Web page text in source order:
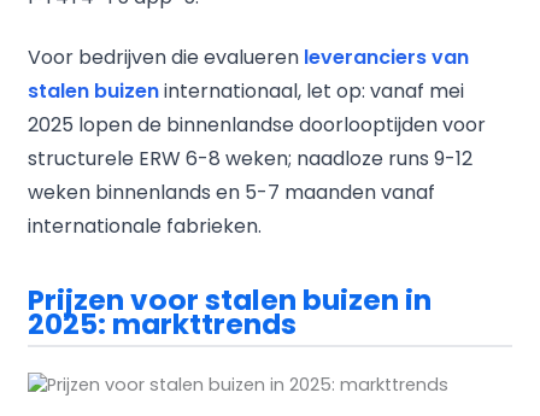
Voor bedrijven die evalueren leveranciers van
stalen buizeninternationaal, let op: vanaf mei
2025 lopen de binnenlandse doorlooptijden voor
structurele ERW 6-8 weken; naadloze runs 9-12
weken binnenlands en 5-7 maanden vanaf
internationale fabrieken.
Prijzen voor stalen buizen in
2025: markttrends